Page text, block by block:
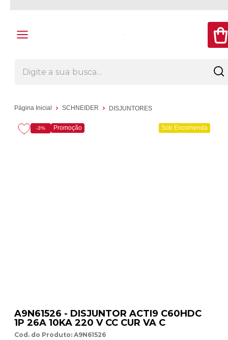
Página Inicial SCHNEIDER DISJUNTORES
-3% Promoção Sob Encomenda
A9N61526 - DISJUNTOR ACTI9 C60HDC
1P 26A 10KA 220 V CC CUR VA C
Cod. do Produto: A9N61526